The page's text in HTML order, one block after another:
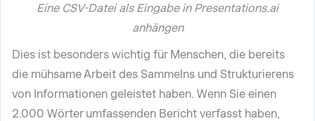
Eine CSV-Datei als Eingabe in Presentations.ai
anhängen
Dies ist besonders wichtig für Menschen, die bereits
die mühsame Arbeit des Sammelns und Strukturierens
von Informationen geleistet haben. Wenn Sie einen
2.000 Wörter umfassenden Bericht verfasst haben,